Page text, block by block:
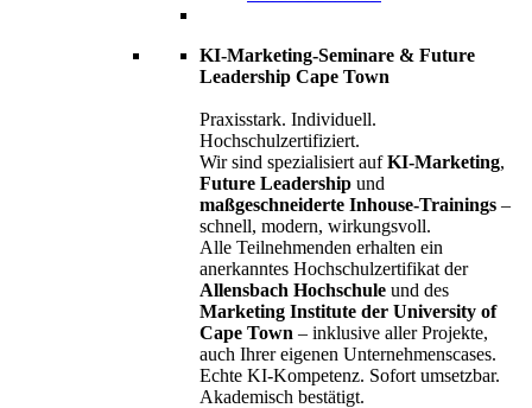
KI-Marketing-Seminare & Future
Leadership Cape Town
Praxisstark. Individuell.
Hochschulzertifiziert.
Wir sind spezialisiert aufKI-Marketing,
Future Leadership und
maßgeschneiderte Inhouse-Trainings –
schnell, modern, wirkungsvoll.
Alle Teilnehmenden erhalten ein
anerkanntes Hochschulzertifikat der
Allensbach Hochschule und des
Marketing Institute der University of
Cape Town – inklusive aller Projekte,
auch Ihrer eigenen Unternehmenscases.
Echte KI-Kompetenz. Sofort umsetzbar.
Akademisch bestätigt.